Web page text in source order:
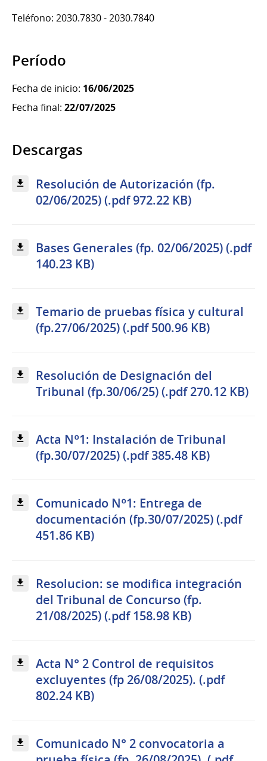
Teléfono: 2030.7830 - 2030.7840
Período
Fecha de inicio: 16/06/2025
Fecha final: 22/07/2025
Descargas
Resolución de Autorización (fp.
02/06/2025) (.pdf 972.22 KB)
Bases Generales (fp. 02/06/2025) (.pdf
140.23 KB)
Temario de pruebas física y cultural
(fp.27/06/2025) (.pdf 500.96 KB)
Resolución de Designación del
Tribunal (fp.30/06/25) (.pdf 270.12 KB)
Acta Nº1: Instalación de Tribunal
(fp.30/07/2025) (.pdf 385.48 KB)
Comunicado Nº1: Entrega de
documentación (fp.30/07/2025) (.pdf
451.86 KB)
Resolucion: se modifica integración
del Tribunal de Concurso (fp.
21/08/2025) (.pdf 158.98 KB)
Acta N° 2 Control de requisitos
excluyentes (fp 26/08/2025). (.pdf
802.24 KB)
Comunicado N° 2 convocatoria a